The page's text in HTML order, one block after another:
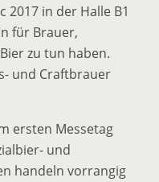
in der Halle B1
für Brauer,
zu tun haben.
und Craftbrauer
ersten Messetag
und
handeln vorrangig